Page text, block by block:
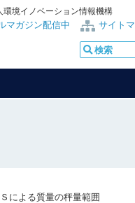
環境イノベーション情報機構
サイト
マガジン配信中
Ｓによる質量の秤量範囲